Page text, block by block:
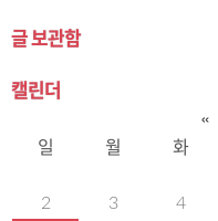
글 보관함
캘린더
«
일
월 화
2
3 4